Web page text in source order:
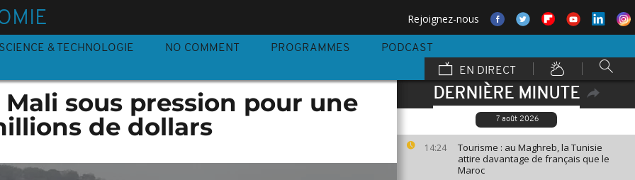
Rejoignez-nous
SCIENCE & TECHNOLOGIE NO COMMENT PROGRAMMES
PODCAST
EN DIRECT
DERNIÈRE MINUTE
7 août 2026
14:24
Tourisme : au Maghreb, la Tunisie
attire davantage de français que le
Maroc
sous pression pour une
de dollars